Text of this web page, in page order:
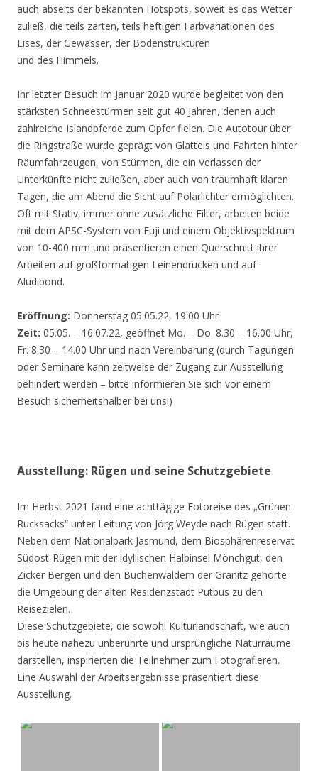
auch abseits der bekannten Hotspots, soweit es das Wetter
zuließ, die teils zarten, teils heftigen Farbvariationen des
Eises, der Gewässer, der Bodenstrukturen
und des Himmels.
Ihr letzter Besuch im Januar 2020 wurde begleitet von den
stärksten Schneestürmen seit gut 40 Jahren, denen auch
zahlreiche Islandpferde zum Opfer fielen. Die Autotour über
die Ringstraße wurde geprägt von Glatteis und Fahrten hinter
Räumfahrzeugen, von Stürmen, die ein Verlassen der
Unterkünfte nicht zuließen, aber auch von traumhaft klaren
Tagen, die am Abend die Sicht auf Polarlichter ermöglichten.
Oft mit Stativ, immer ohne zusätzliche Filter, arbeiten beide
mit dem APSC-System von Fuji und einem Objektivspektrum
von 10-400 mm und präsentieren einen Querschnitt ihrer
Arbeiten auf großformatigen Leinendrucken und auf
Aludibond.
Eröffnung: Donnerstag 05.05.22, 19.00 Uhr
Zeit: 05.05. – 16.07.22, geöffnet Mo. – Do. 8.30 – 16.00 Uhr,
Fr. 8.30 – 14.00 Uhr und nach Vereinbarung (durch Tagungen
oder Seminare kann zeitweise der Zugang zur Ausstellung
behindert werden – bitte informieren Sie sich vor einem
Besuch sicherheitshalber bei uns!)
Ausstellung: Rügen und seine Schutzgebiete
Im Herbst 2021 fand eine achttägige Fotoreise des „Grünen
Rucksacks“ unter Leitung von Jörg Weyde nach Rügen statt.
Neben dem Nationalpark Jasmund, dem Biosphärenreservat
Südost-Rügen mit der idyllischen Halbinsel Mönchgut, den
Zicker Bergen und den Buchenwäldern der Granitz gehörte
die Umgebung der alten Residenzstadt Putbus zu den
Reisezielen.
Diese Schutzgebiete, die sowohl Kulturlandschaft, wie auch
bis heute nahezu unberührte und ursprüngliche Naturräume
darstellen, inspirierten die Teilnehmer zum Fotografieren.
Eine Auswahl der Arbeitsergebnisse präsentiert diese
Ausstellung.